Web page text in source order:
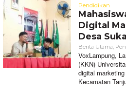
Pendidikan
Digital
Desa
Berita Utama
VoxLampung,
(KKN)
digital
Kecamatan